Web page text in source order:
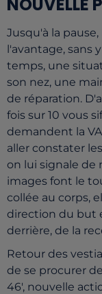
Jusqu'à la
l'avantage, sans
temps, une
son nez, une
de réparation.
fois sur 10 vous
demandent la
aller constater
on lui signale de
images font le
collée au corps,
direction du but
derrière, de la
Retour des
de se procurer
46', nouvelle